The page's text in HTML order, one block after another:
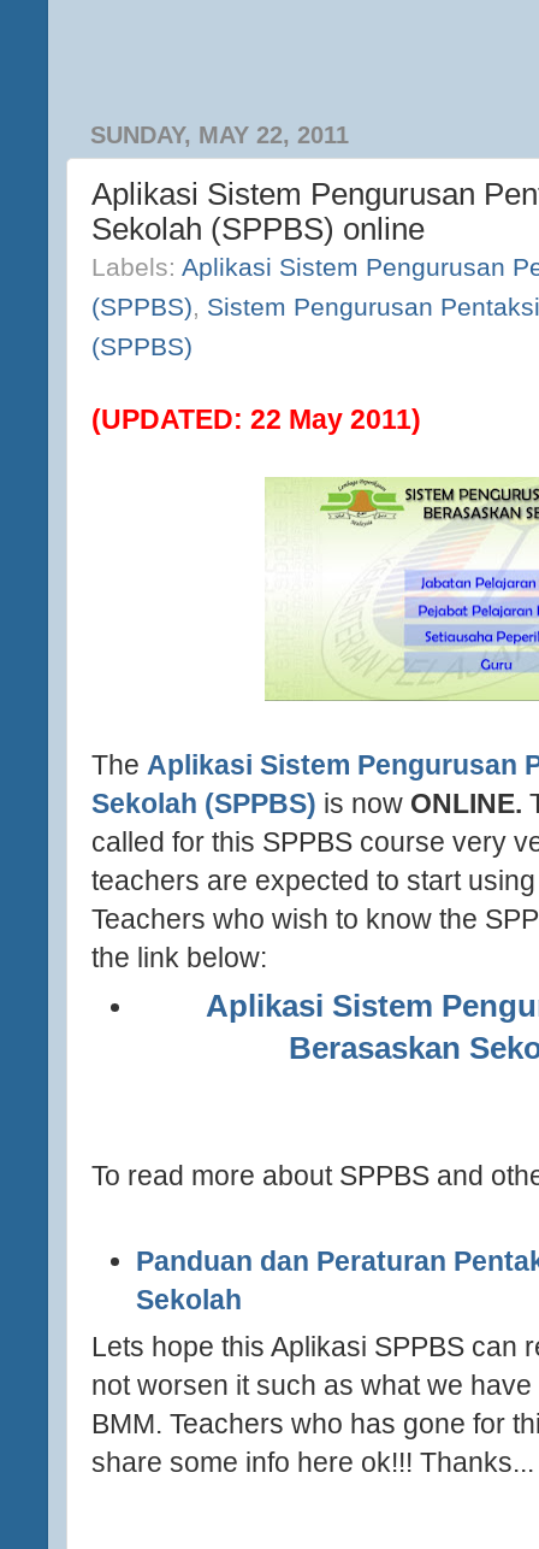
SUNDAY, MAY 22, 2011
Aplikasi Sistem Pengurusan
Sekolah (SPPBS) online
Labels: Aplikasi Sistem Pengurusan
(SPPBS)
Sistem Pengurusan
(SPPBS)
(UPDATED: 22 May 2011)
The Aplikasi Sistem Pengurusan
Sekolah (SPPBS) is now ONLINE.
called for this SPPBS course very
teachers are expected to start
Teachers who wish to know the
the link below:
Aplikasi Sistem
Berasaskan
To read more about SPPBS and
Panduan dan Peraturan
Sekolah
Lets hope this Aplikasi SPPBS can
not worsen it such as what we
BMM. Teachers who has gone for
share some info here ok!!!